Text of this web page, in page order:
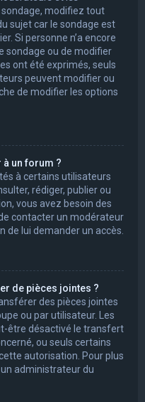
modifiez tout
sujet car le sondage est
Si personne n’a encore
sondage ou de modifier
ont été exprimés, seuls
peuvent modifier ou
de modifier les options
un forum ?
à certains utilisateurs
rédiger, publier ou
vous avez besoin des
contacter un modérateur
de lui demander un accès.
de pièces jointes ?
des pièces jointes
ou par utilisateur. Les
être désactivé le transfert
ou seuls certains
autorisation. Pour plus
administrateur du